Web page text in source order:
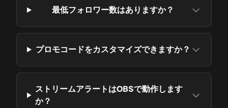
最低フォロワー数はありますか？
プロモコードをカスタマイズできますか？
ストリームアラートはOBSで動作します
か？